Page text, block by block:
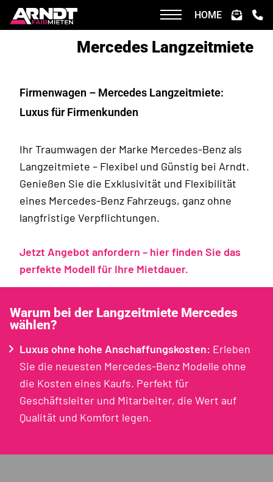
HOME
Mercedes Langzeit­miete
Firmenwagen – Mercedes Langzeitmiete:
Luxus für Firmenkunden
Ihr Traumwagen der Marke Mercedes-Benz als
Langzeitmiete – Flexibel und Günstig bei Arndt.
Genießen Sie die Exklusivität und Flexibilität
eines Mercedes-Benz Fahrzeugs, ganz ohne
langfristige Verpflichtungen.
Jetzt Angebot anfordern – hier finden Sie das
perfekte Modell für Ihre Mietdauer.
Warum bei der Langzeitmiete Mercedes
wählen?
Luxus ohne hohe Anschaffungskosten: Erleben
Sie die neuesten Mercedes-Benz Modelle ohne
die Kosten eines Kaufs. Perfekt für
Geschäftsleiter und Mitarbeiter, die Wert auf
Qualität und Komfort legen.